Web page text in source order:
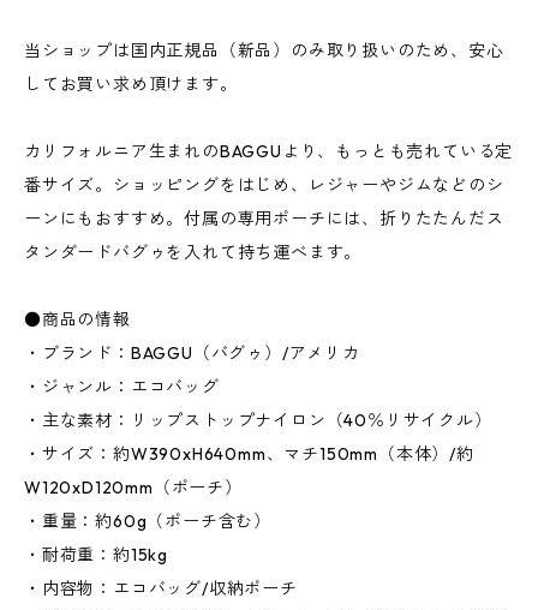
当ショップは国内正規品（新品）のみ取り扱いのため、安心
してお買い求め頂けます。
カリフォルニア生まれのBAGGUより、もっとも売れている定
番サイズ。ショッピングをはじめ、レジャーやジムなどのシ
ーンにもおすすめ。付属の専用ポーチには、折りたたんだス
タンダードバグゥを入れて持ち運べます。
●商品の情報
・ブランド：BAGGU（バグゥ）/アメリカ
・ジャンル：エコバッグ
・主な素材：リップストップナイロン（40％リサイクル）
・サイズ：約W390xH640mm、マチ150mm（本体）/約
W120xD120mm（ポーチ）
・重量：約60g（ポーチ含む）
・耐荷重：約15kg
・内容物：エコバッグ/収納ポーチ